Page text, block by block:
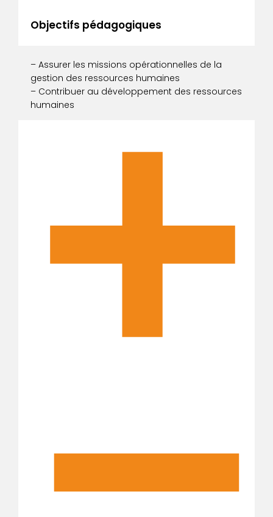
Objectifs pédagogiques
– Assurer les missions opérationnelles de la
gestion des ressources humaines
– Contribuer au développement des ressources
humaines